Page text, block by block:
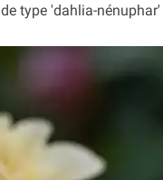
type 'dahlia-